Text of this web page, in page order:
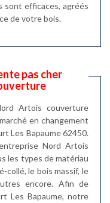
sont efficaces, agréés
de votre bois.
pas cher
Artois couverture
en changement
Les Bapaume 62450.
Nord Artois
les types de matériau
collé, le bois massif, le
encore. Afin de
Les Bapaume, notre